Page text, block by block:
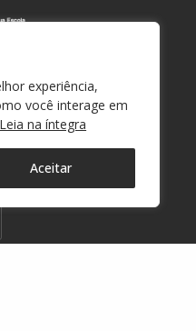
experiência,
você interage em
Leia na íntegra
Aceitar